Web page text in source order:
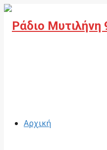
Αρχική